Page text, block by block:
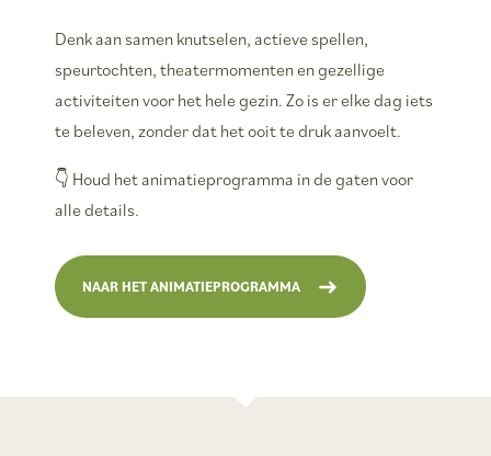
Denk aan samen knutselen, actieve spellen,
speurtochten, theatermomenten en gezellige
activiteiten voor het hele gezin. Zo is er elke dag iets
te beleven, zonder dat het ooit te druk aanvoelt.
👇 Houd het animatieprogramma in de gaten voor
alle details.
NAAR HET ANIMATIEPROGRAMMA